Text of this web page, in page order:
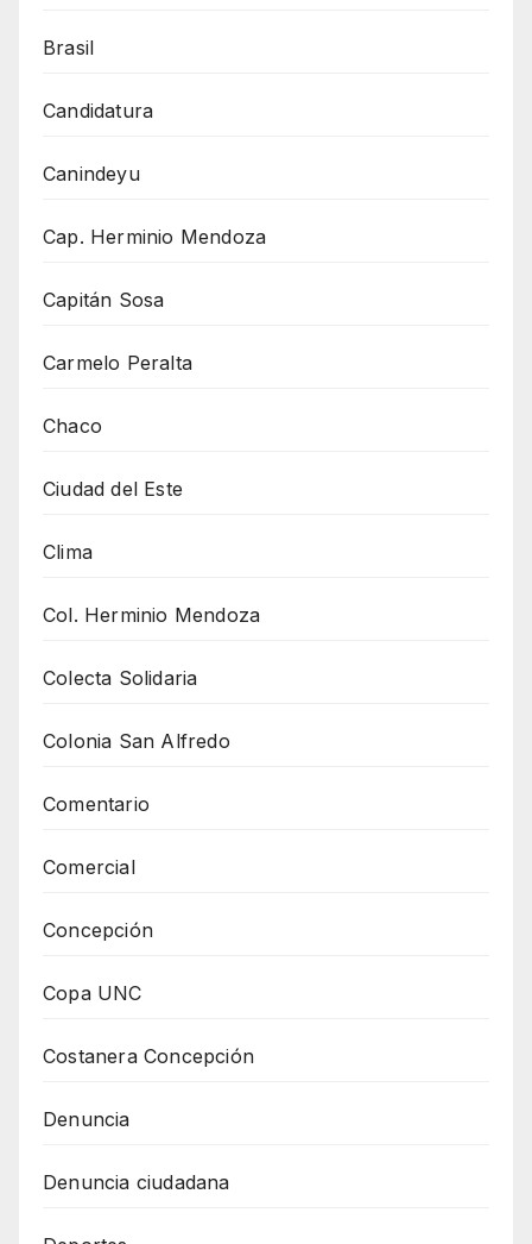
Brasil
Candidatura
Canindeyu
Cap. Herminio Mendoza
Capitán Sosa
Carmelo Peralta
Chaco
Ciudad del Este
Clima
Col. Herminio Mendoza
Colecta Solidaria
Colonia San Alfredo
Comentario
Comercial
Concepción
Copa UNC
Costanera Concepción
Denuncia
Denuncia ciudadana